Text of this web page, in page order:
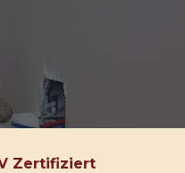
Zertifiziert